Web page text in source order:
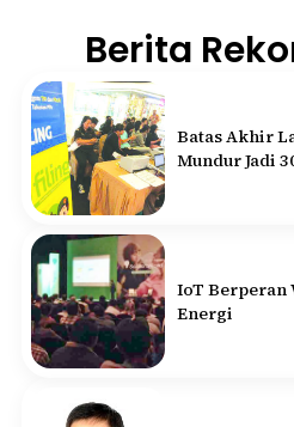
Berita
Batas Akhir
Mundur Jadi
IoT Berperan
Energi